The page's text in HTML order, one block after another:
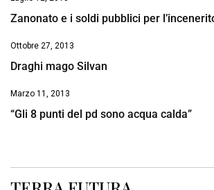
Zanonato e i soldi pubblici per
Ottobre 27, 2013
Draghi mago Silvan
Marzo 11, 2013
“Gli 8 punti del pd sono acqua calda”